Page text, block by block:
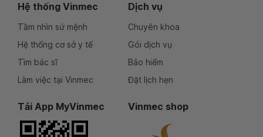
Hệ thống Vinmec
Tầm nhìn sứ mệnh
Hệ thống cơ sở y tế
Tìm bác sĩ
Làm việc tại Vinmec
Dịch vụ
Chuyên khoa
Gói dịch vụ
Bảo hiểm
Đặt lịch hẹn
Tải App MyVinmec Vinmec shop